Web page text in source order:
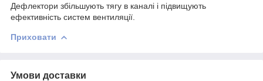
Дефлектори збільшують тягу в каналі і підвищують
ефективність систем вентиляції.
Приховати
Умови доставки